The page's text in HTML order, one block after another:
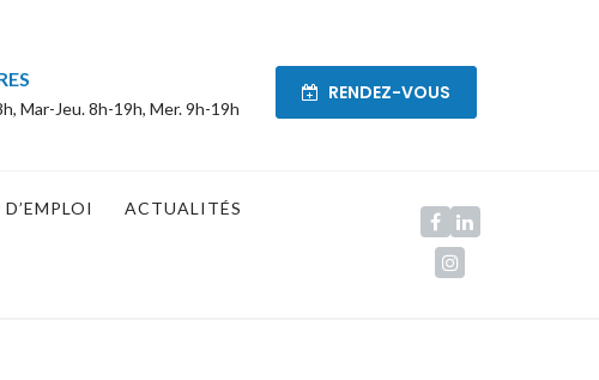
Mar-Jeu. 8h-19h, Mer. 9h-19h
RENDEZ-VOUS
D’EMPLOI ACTUALITÉS